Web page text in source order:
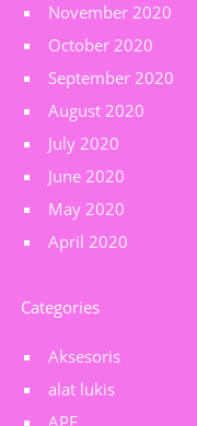
November 2020
October 2020
September 2020
August 2020
July 2020
June 2020
May 2020
April 2020
Categories
Aksesoris
alat lukis
APE